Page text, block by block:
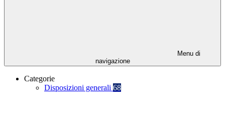
Menu di
navigazione
Categorie
Disposizioni generali 68